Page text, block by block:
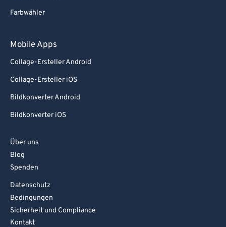
Farbwähler
Mobile Apps
Collage-Ersteller Android
Collage-Ersteller iOS
Bildkonverter Android
Bildkonverter iOS
Über uns
Blog
Spenden
Datenschutz
Bedingungen
Sicherheit und Compliance
Kontakt